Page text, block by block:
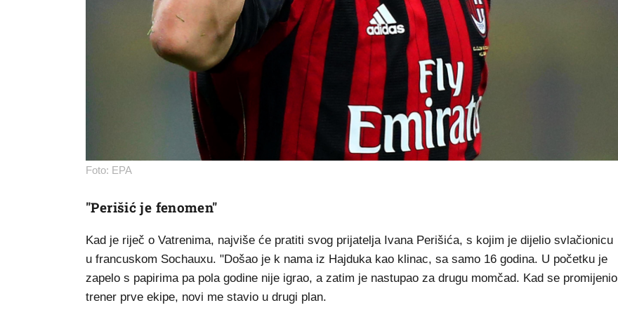
Foto: EPA
"Perišić je fenomen"
Kad je riječ o Vatrenima, najviše će pratiti svog prijatelja Ivana Perišića, s kojim je dijelio svlačionicu
u francuskom Sochauxu. "Došao je k nama iz Hajduka kao klinac, sa samo 16 godina. U početku je
zapelo s papirima pa pola godine nije igrao, a zatim je nastupao za drugu momčad. Kad se promijenio
trener prve ekipe, novi me stavio u drugi plan.